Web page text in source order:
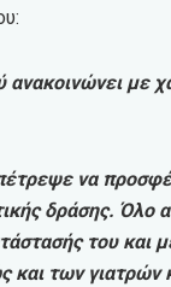
ανακοινώνει με
να
δράσης.
του και
των γιατρών